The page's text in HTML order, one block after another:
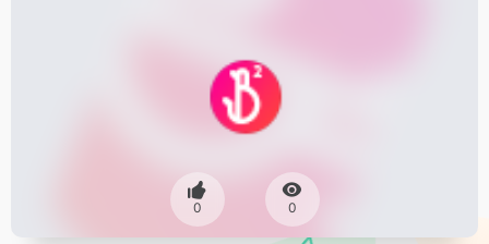
0 0